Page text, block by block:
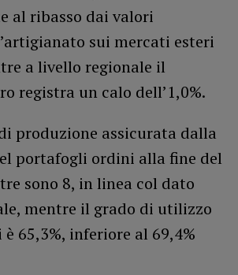
al ribasso dai valori
sui mercati esteri
a livello regionale il
registra un calo dell’1,0%.
produzione assicurata dalla
portafogli ordini alla fine del
sono 8, in linea col dato
mentre il grado di utilizzo
65,3%, inferiore al 69,4%